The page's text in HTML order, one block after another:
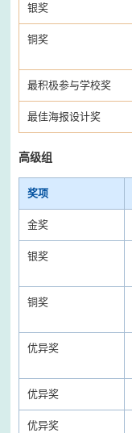
银奖
铜奖
最积极参与学校奖
最佳海报设计奖
高级组
奖项
金奖
银奖
铜奖
优异奖
优异奖
优异奖